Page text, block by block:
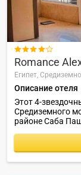

Romance
Египет,
Описание отеля
Этот 4-
Средиземного
районе Саба